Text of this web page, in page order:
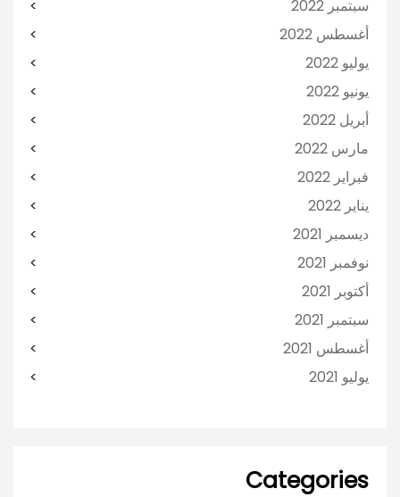
سبتمبر 2022
أغسطس 2022
يوليو 2022
يونيو 2022
أبريل 2022
مارس 2022
فبراير 2022
يناير 2022
ديسمبر 2021
نوفمبر 2021
أكتوبر 2021
سبتمبر 2021
أغسطس 2021
يوليو 2021
Categories